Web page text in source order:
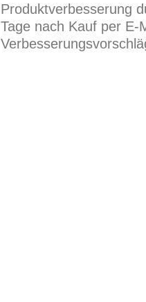
Produktverbesserung
Tage nach Kauf per E-